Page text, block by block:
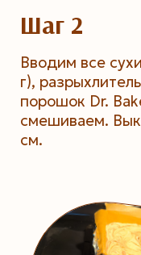
Шаг 2
Вводим все
г),
порошок Dr.
смешиваем.
см.